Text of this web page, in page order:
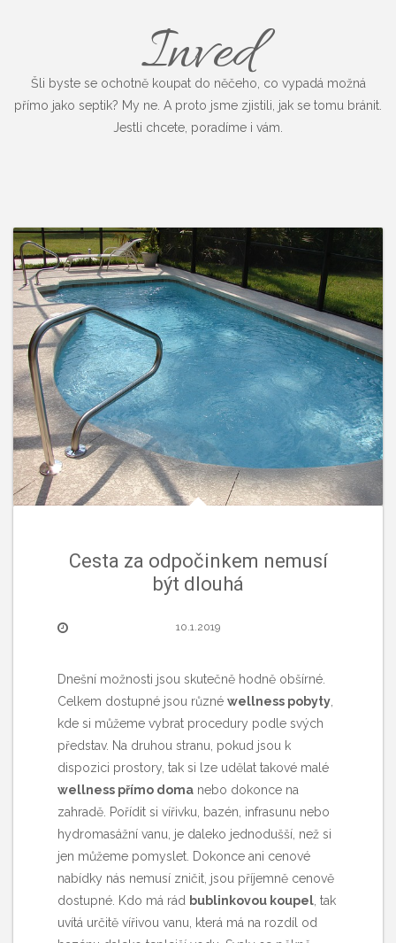
Inved
Šli byste se ochotně koupat do něčeho, co vypadá možná
přímo jako septik? My ne. A proto jsme zjistili, jak se tomu bránit.
Jestli chcete, poradíme i vám.
Cesta za odpočinkem nemusí
být dlouhá
10.1.2019
Dnešní možnosti jsou skutečně hodně obšírné.
Celkem dostupné jsou různé wellness pobyty
kde si můžeme vybrat procedury podle svých
představ. Na druhou stranu, pokud jsou k
dispozici prostory, tak si lze udělat takové malé
wellness přímo doma nebo dokonce na
zahradě. Pořídit si vířivku, bazén, infrasunu nebo
hydromasážní vanu, je daleko jednodušší, než si
jen můžeme pomyslet. Dokonce ani cenové
nabídky nás nemusí zničit, jsou příjemně cenově
dostupné. Kdo má rád bublinkovou koupel , tak
uvítá určitě vířivou vanu, která má na rozdíl od